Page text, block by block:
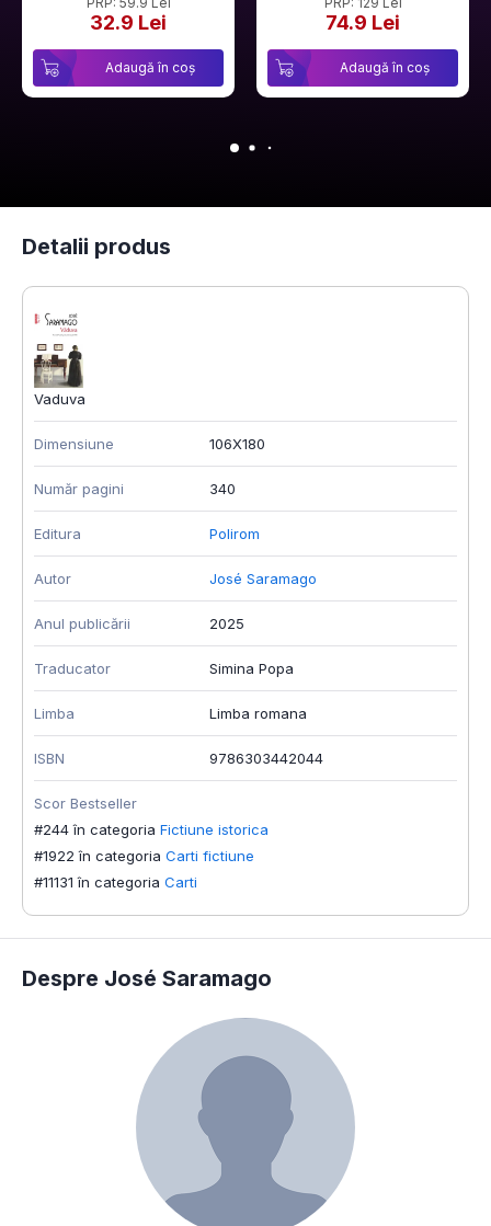
32.9 Lei
Adaugă în coș
74.9 Lei
Adaugă în coș
Detalii produs
Vaduva
Dimensiune 106X180
Număr pagini 340
Editura Polirom
Autor José Saramago
Anul publicării 2025
Traducator Simina Popa
Limba Limba romana
ISBN 9786303442044
Scor Bestseller
#244 în categoria Fictiune istorica
#1922 în categoria Carti fictiune
#11131 în categoria Carti
Despre José Saramago